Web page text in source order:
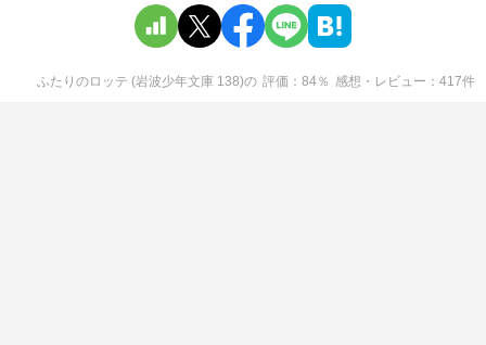
ふたりのロッテ (岩波少年文庫 138)の 評価 84％ 感想・レビュー 417件